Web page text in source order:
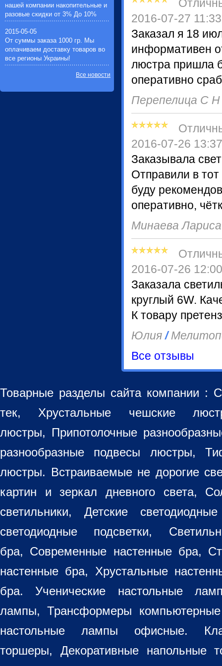
2016-07-27 11:33
Заказал я 18
информативен
люстра пришла
оперативно
Перепелица С
2016-07-26 13:37
Заказывала
Отправили в
буду
оперативно,
Минаева
2016-07-26 12:00
Заказала
круглый 6W.
К товару
Юлия/
Все отзывы
нашей компании накопительные и
разовые скидки от 3% До 10%
2015-05-05
От суммы заказа 1000 гр. Мы
оплачиваем доставку товаров во
все регионы Украины!
Все новости
Товарные разделы сайта компании :
тек, Хрустальные чешские
люстры, Припотолочные
разнообразные подвесы люстры,
люстры. Встраиваемые не дорогие
картин и зеркал дневного света,
светильники, Детские
светодиодные подсветки,
бра, Современные настенные бра,
настенные бра, Хрустальные
бра. Ученические настольные
лампы, Трансформеры
настольные лампы офисные.
торшеры, Декоративные напольные